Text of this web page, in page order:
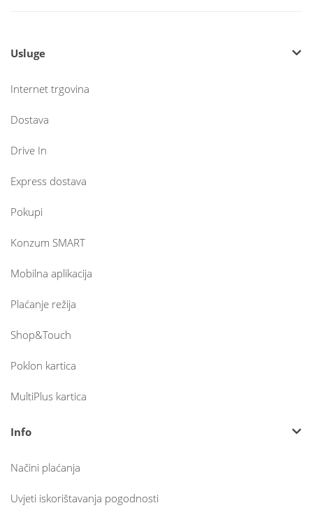
Usluge
Internet trgovina
Dostava
Drive In
Express dostava
Pokupi
Konzum SMART
Mobilna aplikacija
Plaćanje režija
Shop&Touch
Poklon kartica
MultiPlus kartica
Info
Načini plaćanja
Uvjeti iskorištavanja pogodnosti